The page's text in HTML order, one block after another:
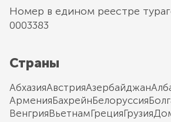
Номер в едином реестре
0003383
Страны
АбхазияАвстрияАзербайджан
АрменияБахрейнБелоруссия
ВенгрияВьетнамГрецияГрузия